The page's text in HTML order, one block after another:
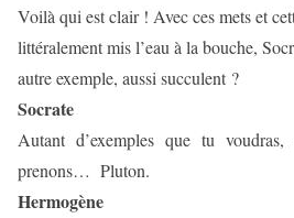
Voilà qui est clair ! Avec ces mets et
littéralement mis l’eau à la bouche,
autre exemple, aussi succulent ?
Socrate
Autant d’exemples que tu
prenons… Pluton.
Hermogène